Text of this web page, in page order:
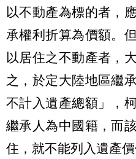
以不動產為標的者，
承權利折算為價額。
以居住之不動產者，
之，於定大陸地區繼
不計入遺產總額」，
繼承人為中國籍，而
住，就不能列入遺產價